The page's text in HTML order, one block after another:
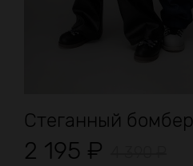
Стеганный бомбер
2 195 ₽